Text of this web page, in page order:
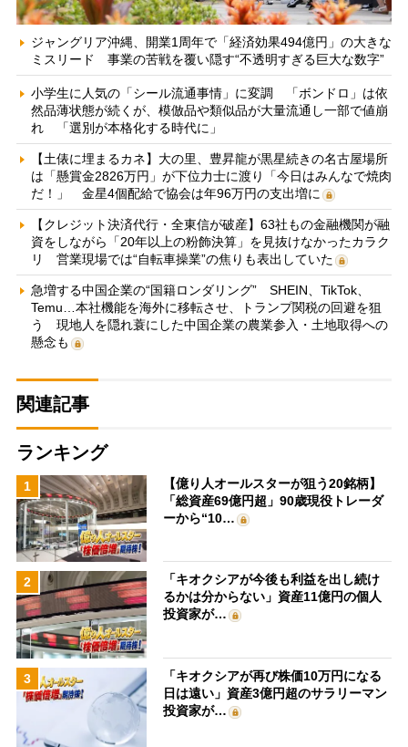
ジャングリア沖縄、開業1周年で「経済効果494億円」の大きな
ミスリード 事業の苦戦を覆い隠す“不透明すぎる巨大な数字”
小学生に人気の「シール流通事情」に変調 「ボンドロ」は依
然品薄状態が続くが、模倣品や類似品が大量流通し一部で値崩
れ 「選別が本格化する時代に」
【土俵に埋まるカネ】大の里、豊昇龍が黒星続きの名古屋場所
は「懸賞金2826万円」が下位力士に渡り「今日はみんなで焼肉
だ！」 金星4個配給で協会は年96万円の支出増に
【クレジット決済代行・全東信が破産】63社もの金融機関が融
資をしながら「20年以上の粉飾決算」を見抜けなかったカラク
リ 営業現場では“自転車操業”の焦りも表出していた
急増する中国企業の“国籍ロンダリング” SHEIN、TikTok、
Temu…本社機能を海外に移転させ、トランプ関税の回避を狙
う 現地人を隠れ蓑にした中国企業の農業参入・土地取得への
懸念も
関連記事
ランキング
1
【億り人オールスターが狙う20銘柄】
「総資産69億円超」90歳現役トレーダ
ーから“10…
2
「キオクシアが今後も利益を出し続け
るかは分からない」資産11億円の個人
投資家が…
3
「キオクシアが再び株価10万円になる
日は遠い」資産3億円超のサラリーマン
投資家が…